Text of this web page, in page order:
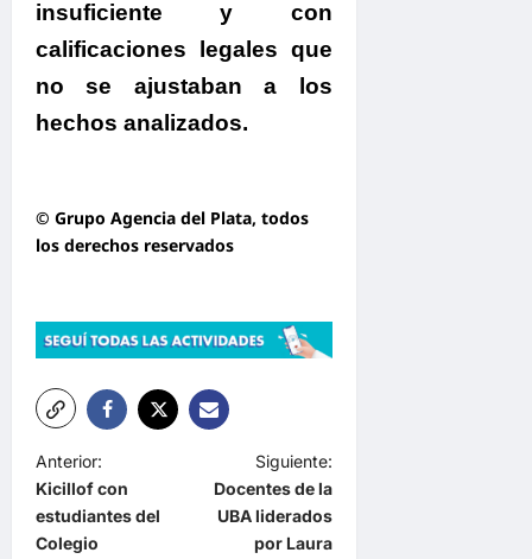
insuficiente y con
calificaciones legales que
no se ajustaban a los
hechos analizados.
© Grupo Agencia del Plata, todos
los derechos reservados
N
a
v
Anterior:
Kicillof con
estudiantes del
Colegio
Siguiente:
Docentes de la
UBA liderados
por Laura